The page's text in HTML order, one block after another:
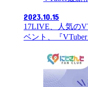
2023.10.15
17LIVE、人気の
ベント、『